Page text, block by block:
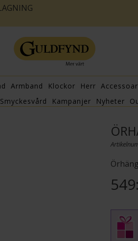
Armband Klockor Herr
Smyckesvård Kampanjer Nyheter